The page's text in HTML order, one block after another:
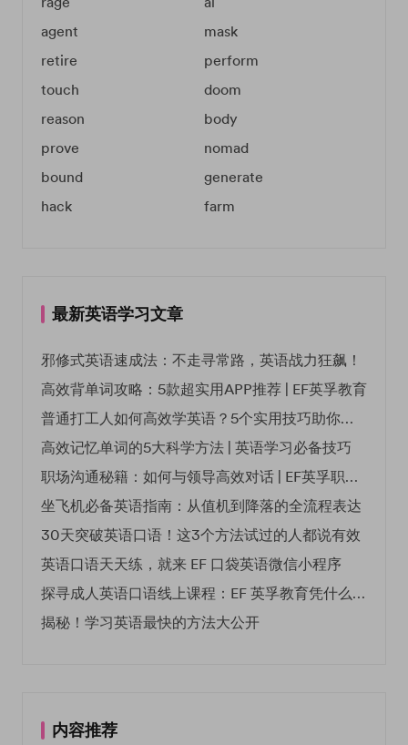
agent
mask
retire
perform
touch
doom
reason
body
prove
nomad
bound
generate
hack
farm
最新英语学习文章
邪修式英语速成法：不走寻常路，英语战力狂飙！
高效背单词攻略：5款超实用APP推荐 | EF英孚教育
普通打工人如何高效学英语？5个实用技巧助你突破职场瓶颈
高效记忆单词的5大科学方法 | 英语学习必备技巧
职场沟通秘籍：如何与领导高效对话 | EF英孚职场指南
坐飞机必备英语指南：从值机到降落的全流程表达
30天突破英语口语！这3个方法试过的人都说有效
英语口语天天练，就来 EF 口袋英语微信小程序
探寻成人英语口语线上课程：EF 英孚教育凭什么领航
揭秘！学习英语最快的方法大公开
内容推荐